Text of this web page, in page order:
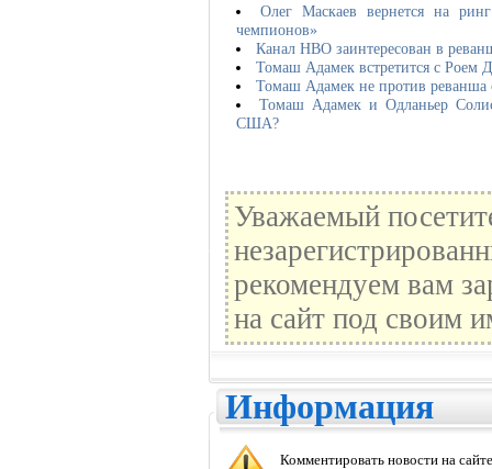
Олег Маскаев вернется на
чемпионов»
Канал НВО заинтересован в
Томаш Адамек встретится с Роем
Томаш Адамек не против реванша
Томаш Адамек и Одланьер
США?
Уважаемый
рекомендуем вам
на сайт под своим
Информация
Комментировать новости на